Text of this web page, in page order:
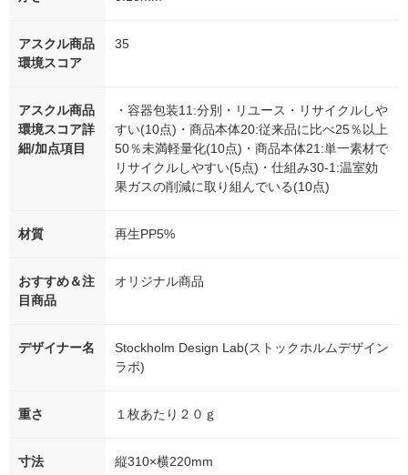
アスクル商品
環境スコア
35
アスクル商品
環境スコア詳
細/加点項目
・容器包装11:分別・リユース・リサイクルしや
すい(10点)・商品本体20:従来品に比べ25％以上
50％未満軽量化(10点)・商品本体21:単一素材で
リサイクルしやすい(5点)・仕組み30-1:温室効
果ガスの削減に取り組んでいる(10点)
材質 再生PP5%
おすすめ＆注
目商品
オリジナル商品
デザイナー名
Stockholm Design Lab(ストックホルムデザイン
ラボ)
重さ １枚あたり２０ｇ
寸法 縦310×横220mm